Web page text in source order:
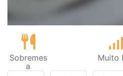
Sobremes
a
Muito